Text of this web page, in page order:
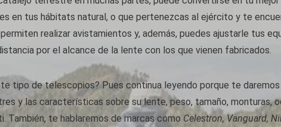
en tus hábitats natural, o que pertenezcas al ejército y te
realizar avistamientos y, además, puedes ajustarle tus
por el alcance de la lente con los que vienen fabricados.
tipo de telescopios? Pues continua leyendo porque te daremos
y las características sobre su lente, peso, tamaño, monturas,
te hablaremos de marcas como Celestron, Vanguard,